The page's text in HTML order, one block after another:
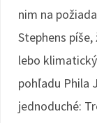
nim na
Stephens
lebo
pohľadu Phila
jednoduché: